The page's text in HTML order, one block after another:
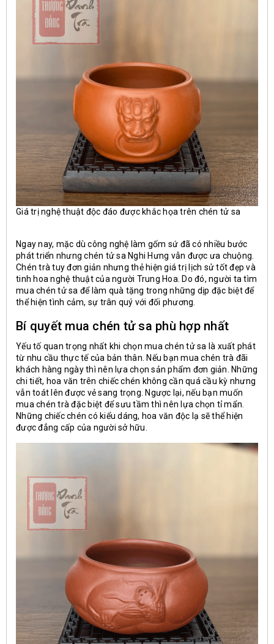
Giá trị nghệ thuật độc đáo được khắc họa trên chén tử sa
Ngay nay, mặc dù công nghệ làm gốm sứ đã có nhiều bước
phát triển nhưng chén tử sa Nghi Hưng vẫn được ưa chuộng.
Chén trà tuy đơn giản nhưng thẻ hiện giá trị lịch sử tốt đẹp và
tinh hoa nghệ thuật của người Trung Hoa. Do đó, người ta tìm
mua chén tử sa để làm quà tặng trong những dịp đặc biệt để
thể hiện tình cảm, sự trân quý với đối phương.
Bí quyết mua chén tử sa phù hợp nhất
Yếu tố quan trọng nhất khi chọn mua chén tử sa là xuất phát
từ nhu cầu thực tế của bản thân. Nếu bạn mua chén trà đãi
khách hàng ngày thì nên lựa chọn sản phẩm đơn giản. Những
chi tiết, hoa văn trên chiếc chén không cần quá cầu kỳ nhưng
vẫn toát lên được vẻ sang trọng. Ngược lại, nếu bạn muốn
mua chén trà đặc biệt để sưu tầm thì nên lựa chọn tỉ mẩn.
Những chiếc chén có kiểu dáng, hoa văn độc lạ sẽ thể hiện
được đẳng cấp của người sở hữu.